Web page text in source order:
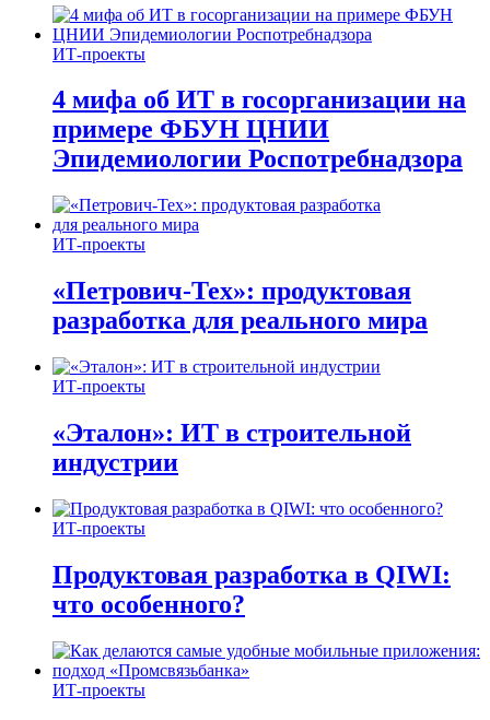
ИТ-проекты
4 мифа об ИТ в госорганизации на
примере ФБУН ЦНИИ
Эпидемиологии Роспотребнадзора
ИТ-проекты
«Петрович-Тех»: продуктовая
разработка для реального мира
ИТ-проекты
«Эталон»: ИТ в строительной
индустрии
ИТ-проекты
Продуктовая разработка в QIWI:
что особенного?
ИТ-проекты